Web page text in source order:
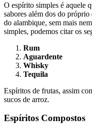
O espírito simples é aquele
sabores além dos do
do alambique, sem mais
simples, podemos citar os
Rum
Aguardente
Whisky
Tequila
Espíritos de frutas, assim
sucos de arroz.
Espíritos Compostos